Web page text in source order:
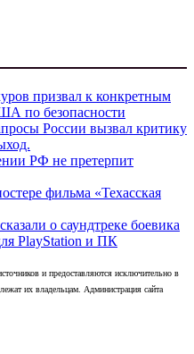
призвал к конкретным
по безопасности
России вызвал критику
РФ не претерпит
фильма «Техасская
о саундтреке боевика
PlayStation и ПК
и предоставляются исключительно в
их владельцам. Администрация сайта